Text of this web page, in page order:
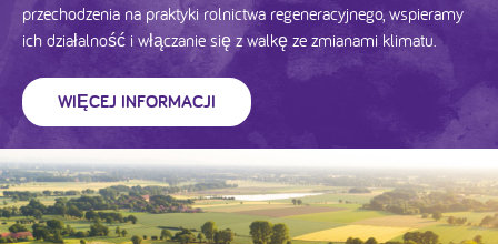
przechodzenia na praktyki rolnictwa regeneracyjnego, wspieramy
ich działalność i włączanie się z walkę ze zmianami klimatu.
WIĘCEJ INFORMACJI